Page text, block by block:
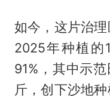
如今，这片治
2025年种植的
91%，其中示
斤，创下沙地